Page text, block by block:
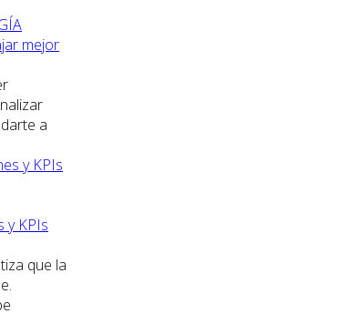
mejor
a
y KPIs
que la